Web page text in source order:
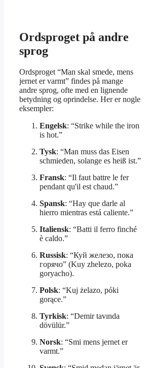
Ordsproget på andre
sprog
Ordsproget “Man skal smede, mens
jernet er varmt” findes på mange
andre sprog, ofte med en lignende
betydning og oprindelse. Her er nogle
eksempler:
Engelsk: “Strike while the iron
is hot.”
Tysk: “Man muss das Eisen
schmieden, solange es heiß ist.”
Fransk: “Il faut battre le fer
pendant qu'il est chaud.”
Spansk: “Hay que darle al
hierro mientras está caliente.”
Italiensk: “Batti il ferro finché
è caldo.”
Russisk: “Куй железо, пока
горячо” (Kuy zhelezo, poka
goryacho).
Polsk: “Kuj żelazo, póki
gorące.”
Tyrkisk: “Demir tavında
dövülür.”
Norsk: “Smi mens jernet er
varmt.”